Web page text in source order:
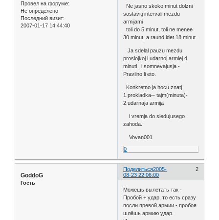
Провел на форуме:
Не определено
Последний визит:
2007-01-17 14:44:40
Ne jasno skoko minut dolzni
sostavitj intervali mezdu
armijami
toli do 5 minut, toli ne menee
30 minut, a raund idet 18 minut.
Ja sdelal pauzu mezdu
proslojkoj i udarnoj armiej 4
minuti , i somnevajusja -
Pravilno li eto.
Konkretno ja hocu znatj
1.prokladka-- tajm(minuta)-
2.udarnaja armija
i vremja do sledujusego
zahoda.
Vovan001
0
Поделиться 2
2005-
08-23 22:06:00
GoddoG
Гость
Можешь вылетать так -
Пробой + удар, то есть сразу
посли превой армии - пробоя
шлёшь армию удар.